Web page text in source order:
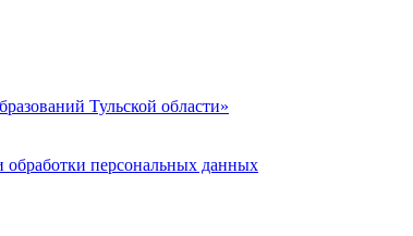
Тульской области»
персональных данных